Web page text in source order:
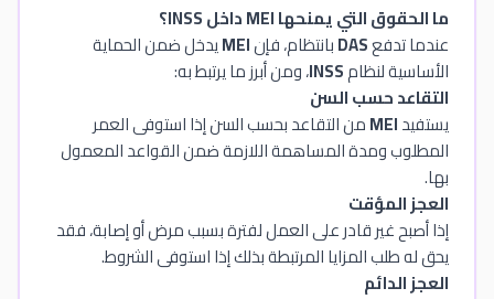
ما الحقوق التي يمنحها MEI داخل INSS؟
عندما تدفعDASبانتظام، فإنMEIيدخل ضمن الحماية
الأساسية لنظامINSS، ومن أبرز ما يرتبط به:
التقاعد حسب السن
يستفيدMEIمن التقاعد بحسب السن إذا استوفى العمر
المطلوب ومدة المساهمة اللازمة ضمن القواعد المعمول
بها.
العجز المؤقت
إذا أصبح غير قادر على العمل لفترة بسبب مرض أو إصابة، فقد
يحق له طلب المزايا المرتبطة بذلك إذا استوفى الشروط.
العجز الدائم